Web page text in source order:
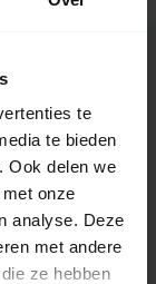
te
te bieden
Ook delen we
onze
analyse. Deze
met andere
ze hebben